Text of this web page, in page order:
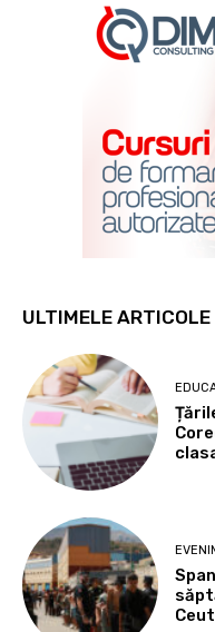
ULTIMELE ARTICOLE